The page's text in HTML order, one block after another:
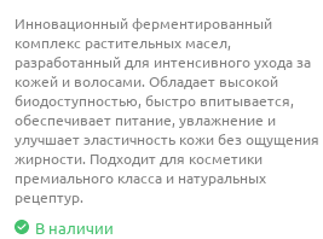
Инновационный ферментированный
комплекс растительных масел,
разработанный для интенсивного ухода за
кожей и волосами. Обладает высокой
биодоступностью, быстро впитывается,
обеспечивает питание, увлажнение и
улучшает эластичность кожи без ощущения
жирности. Подходит для косметики
премиального класса и натуральных
рецептур.
В наличии